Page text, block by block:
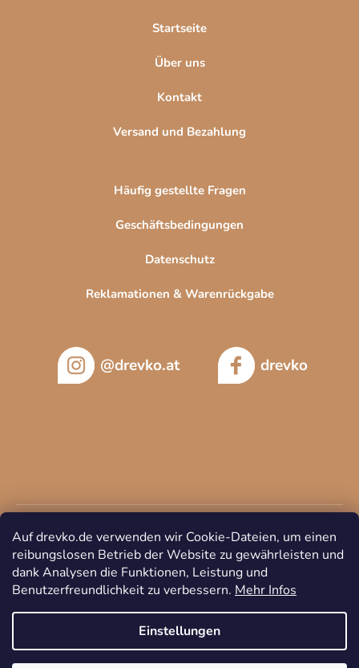
Auf drevko.de verwenden wir Cookie-Dateien, um einen
reibungslosen Betrieb der Website zu gewährleisten und
dank Analysen die Funktionen, Leistung und
Benutzerfreundlichkeit zu verbessern. Mehr Infos
Einstellungen
Startseite
Über uns
Kontakt
Versand und Bezahlung
Häufig gestellte Fragen
Geschäftsbedingungen
Datenschutz
Reklamationen & Warenrückgabe
@drevko.at drevko
Copyright 2026DREVKO. Alle Rechte vorbehalten.